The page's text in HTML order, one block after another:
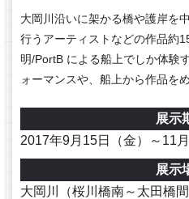
大岡川沿いに架かる橋や護岸を
行うアーティストなどの作品約
明/PortB による船上でしか体験
ォーマンスや、船上から作品を
展示
2017年9月15日（金）～11月
展示
大岡川（桜川橋南～太田橋間